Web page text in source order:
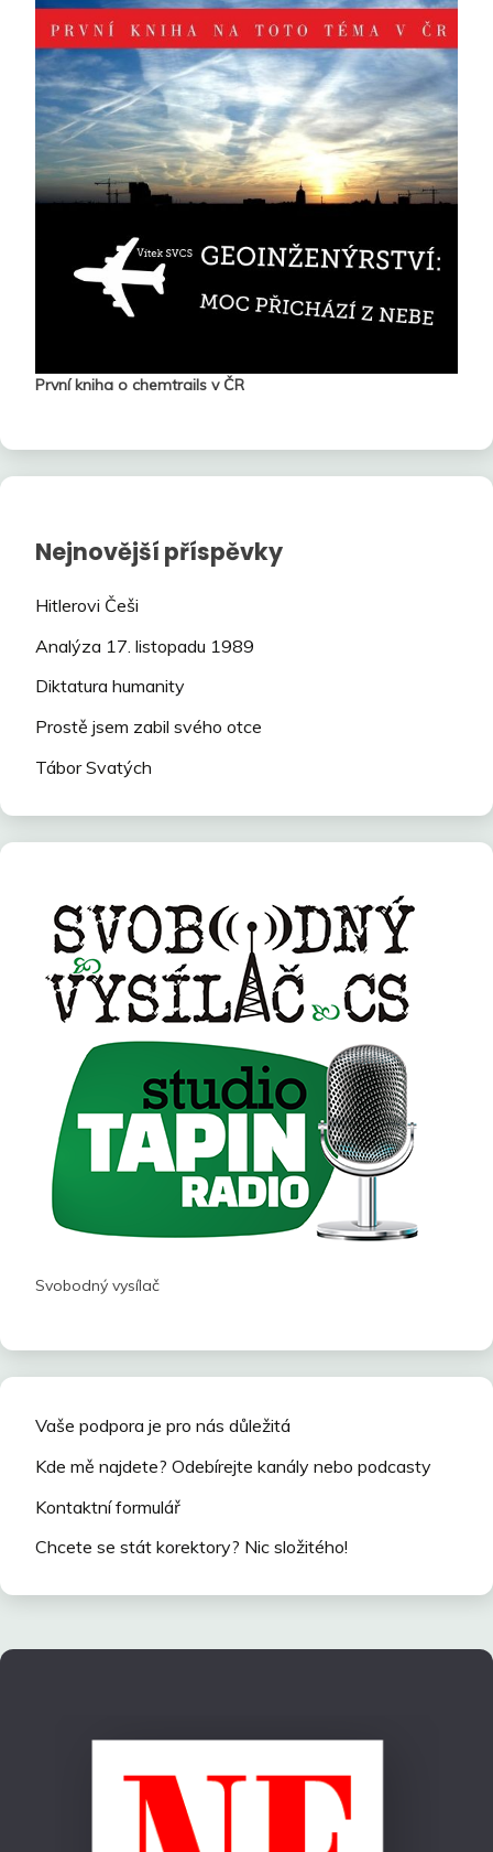
První kniha o chemtrails v ČR
Nejnovější příspěvky
Hitlerovi Češi
Analýza 17. listopadu 1989
Diktatura humanity
Prostě jsem zabil svého otce
Tábor Svatých
Svobodný vysílač
Vaše podpora je pro nás důležitá
Kde mě najdete? Odebírejte kanály nebo podcasty
Kontaktní formulář
Chcete se stát korektory? Nic složitého!